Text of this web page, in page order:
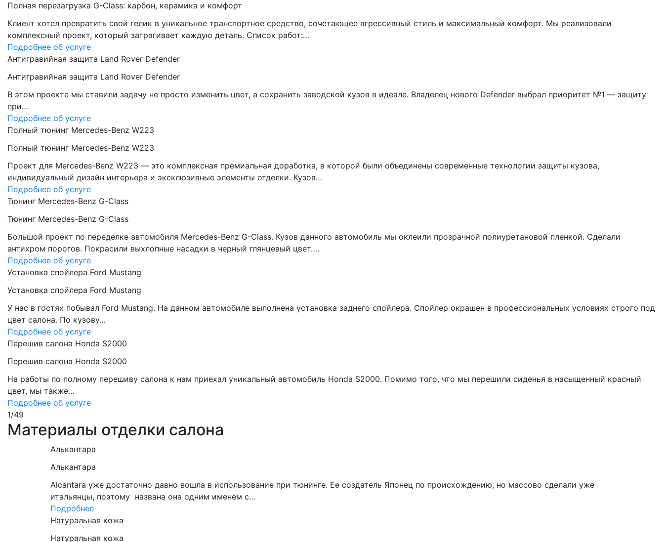
Полная перезагрузка G-Class: карбон, керамика и комфорт
Клиент хотел превратить свой гелик в уникальное транспортное средство, сочетающее агрессивный стиль и максимальный комфорт. Мы реализовали
комплексный проект, который затрагивает каждую деталь. Список работ:…
Подробнее об услуге
Антигравийная защита Land Rover Defender
Антигравийная защита Land Rover Defender
В этом проекте мы ставили задачу не просто изменить цвет, а сохранить заводской кузов в идеале. Владелец нового Defender выбрал приоритет №1 — защиту
при…
Подробнее об услуге
Полный тюнинг Mercedes-Benz W223
Полный тюнинг Mercedes-Benz W223
Проект для Mercedes-Benz W223 — это комплексная премиальная доработка, в которой были объединены современные технологии защиты кузова,
индивидуальный дизайн интерьера и эксклюзивные элементы отделки. Кузов…
Подробнее об услуге
Тюнинг Mercedes-Benz G-Class
Тюнинг Mercedes-Benz G-Class
Большой проект по переделке автомобиля Mercedes-Benz G-Class. Кузов данного автомобиль мы оклеили прозрачной полиуретановой пленкой. Сделали
антихром порогов. Покрасили выхлопные насадки в черный глянцевый цвет….
Подробнее об услуге
Установка спойлера Ford Mustang
Установка спойлера Ford Mustang
У нас в гостях побывал Ford Mustang. На данном автомобиле выполнена установка заднего спойлера. Спойлер окрашен в профессиональных условиях строго под
цвет салона. По кузову…
Подробнее об услуге
Перешив салона Honda S2000
Перешив салона Honda S2000
На работы по полному перешиву салона к нам приехал уникальный автомобиль Honda S2000. Помимо того, что мы перешили сиденья в насыщенный красный
цвет, мы также…
Подробнее об услуге
1/49
Материалы отделки салона
Алькантара
Алькантара
Alcantara уже достаточно давно вошла в использование при тюнинге. Ее создатель Японец по происхождению, но массово сделали уже
итальянцы, поэтому названа она одним именем с…
Подробнее
Натуральная кожа
Натуральная кожа